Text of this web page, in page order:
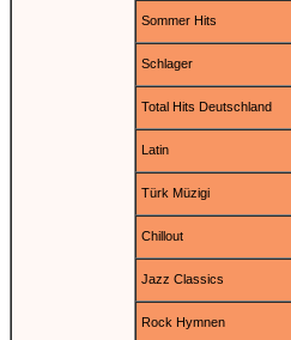
Sommer Hits
Schlager
Total Hits Deutschland
Latin
Türk Müzigi
Chillout
Jazz Classics
Rock Hymnen